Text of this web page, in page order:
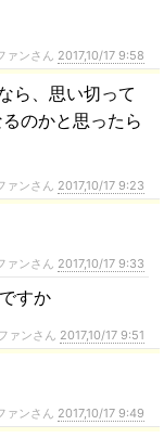
ンさん 2017,10/17 9:58
ら、思い切って
のかと思ったら
ンさん 2017,10/17 9:23
ンさん 2017,10/17 9:33
すか
ァンさん 2017,10/17 9:51
ンさん 2017,10/17 9:49